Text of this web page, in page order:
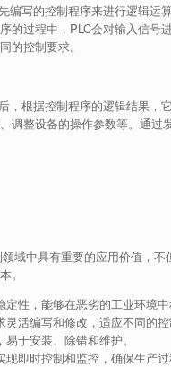
编写的控制程序来进行逻辑
的过程中，PLC会对输入信号
的控制要求。
，根据控制程序的逻辑结果
调整设备的操作参数等。通
域中具有重要的应用价值，
。
性，能够在恶劣的工业环境中
活编写和修改，适应不同的控
于安装、除错和维护。
即时控制和监控，确保生产过